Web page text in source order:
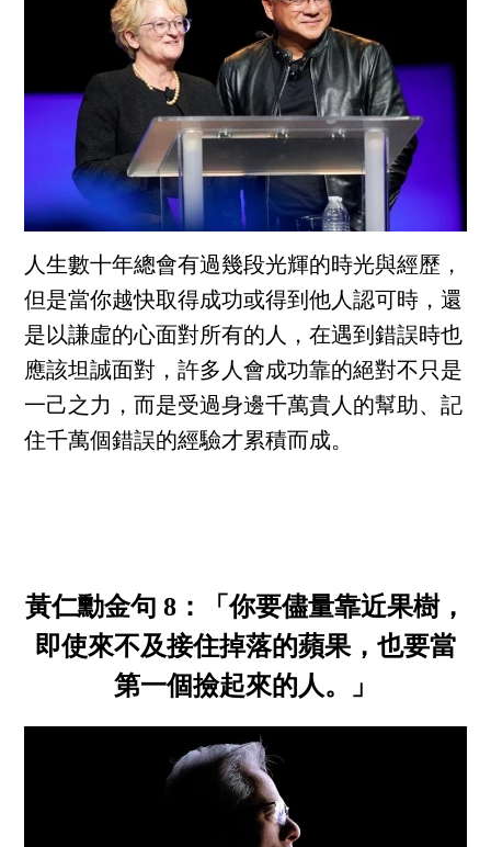
人生數十年總會有過幾段光輝的時光與經歷，
但是當你越快取得成功或得到他人認可時，還
是以謙虛的心面對所有的人，在遇到錯誤時也
應該坦誠面對，許多人會成功靠的絕對不只是
一己之力，而是受過身邊千萬貴人的幫助、記
住千萬個錯誤的經驗才累積而成。
黃仁勳金句 8：「你要儘量靠近果樹，
即使來不及接住掉落的蘋果，也要當
第一個撿起來的人。」